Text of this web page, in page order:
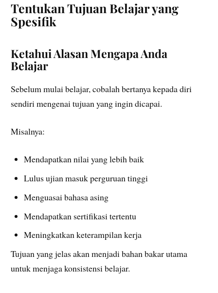
Tentukan Tujuan Belajar yang
Spesifik
Ketahui Alasan Mengapa Anda
Belajar
Sebelum mulai belajar, cobalah bertanya kepada diri
sendiri mengenai tujuan yang ingin dicapai.
Misalnya:
Mendapatkan nilai yang lebih baik
Lulus ujian masuk perguruan tinggi
Menguasai bahasa asing
Mendapatkan sertifikasi tertentu
Meningkatkan keterampilan kerja
Tujuan yang jelas akan menjadi bahan bakar utama
untuk menjaga konsistensi belajar.